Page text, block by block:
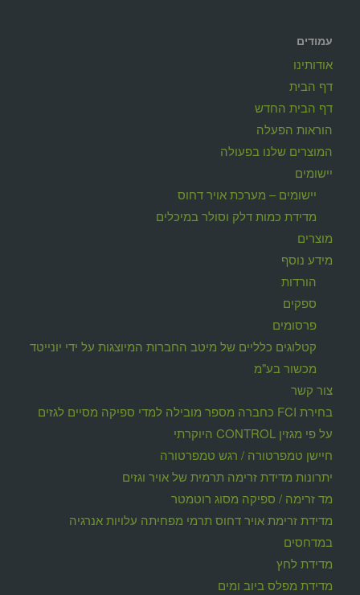
עמודים
אודותינו
דף הבית
דף הבית החדש
הוראות הפעלה
המוצרים שלנו בפעולה
יישומים
יישומים – מערכת אויר דחוס
מדידת כמות דלק וסולר במיכלים
מוצרים
מידע נוסף
הורדות
ספקים
פרסומים
קטלוגים כלליים של מיטב החברות המיוצגות על ידי יונייטד
מכשור בע"מ
צור קשר
בחירת FCI כחברה מספר מובילה למדי ספיקה מסיים לגזים
על פי מגזין CONTROL היוקרתי
חיישן טמפרטורה / רגש טמפרטורה
יתרונות מדידת זרימה תרמית של אויר וגזים
מד זרימה / ספיקה מסוג רוטמטר
מדידת זרימת אויר דחוס תרמי מפחיתה עלויות אנרגיה
במדחסים
מדידת לחץ
מדידת מפלס ביוב ומים